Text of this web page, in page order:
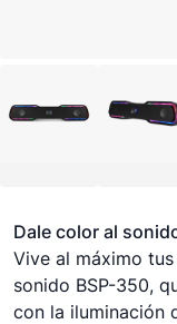
Dale color al
Vive al máximo
sonido BSP-350,
con la iluminación